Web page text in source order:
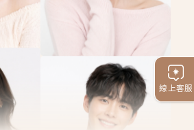
線上客服